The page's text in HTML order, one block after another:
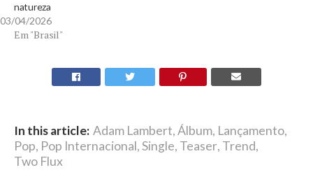
natureza
03/04/2026
Em "Brasil"
In this article: Adam Lambert,Álbum, Lançamento,
Pop, Pop Internacional,Single, Teaser, Trend,
Two Flux